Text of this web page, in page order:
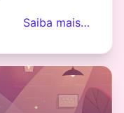
Saiba mais…